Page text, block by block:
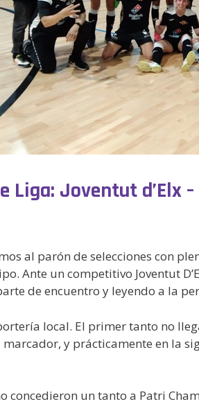
Liga: Joventut d’Elx
al parón de selecciones con
Ante un competitivo Joventut
de encuentro y leyendo a la
local. El primer tanto no
y prácticamente en la
concedieron un tanto a Patri